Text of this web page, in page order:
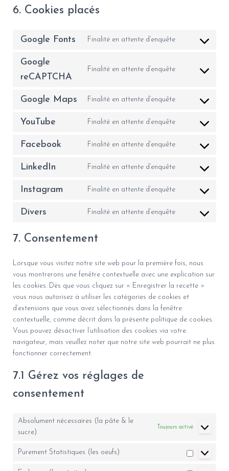
6. Cookies placés
Google Fonts Finalité en attente d’enquête
Google
reCAPTCHA
Finalité en attente d’enquête
Google Maps Finalité en attente d’enquête
YouTube Finalité en attente d’enquête
Facebook Finalité en attente d’enquête
LinkedIn Finalité en attente d’enquête
Instagram Finalité en attente d’enquête
Divers Finalité en attente d’enquête
7. Consentement
Lorsque vous visitez notre site web pour la première fois, nous
vous montrerons une fenêtre contextuelle avec une explication sur
les cookies. Dès que vous cliquez sur « Enregistrer la recette »
vous nous autorisez à utiliser les catégories de cookies et
d’extensions que vous avez sélectionnés dans la fenêtre
contextuelle, comme décrit dans la présente politique de cookies.
Vous pouvez désactiver l’utilisation des cookies via votre
navigateur, mais veuillez noter que notre site web pourrait ne plus
fonctionner correctement.
7.1 Gérez vos réglages de
consentement
Absolument nécessaires (la pâte & le
sucre)
Toujours activé
Purement Statistiques (les oeufs)